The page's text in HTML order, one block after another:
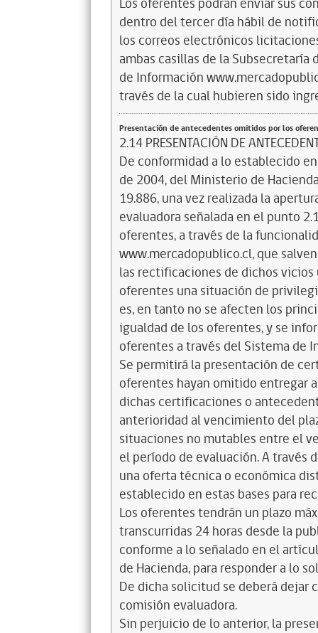
Los oferentes podrán enviar sus
dentro del tercer día hábil de
los correos electrónicos
ambas casillas de la Subsecretaría
de Información
través de la cual hubieren sido
Presentación de antecedentes omitidos por los
2.14 PRESENTACIÓN DE
De conformidad a lo establecido
de 2004, del Ministerio de
19.886, una vez realizada la
evaluadora señalada en el punto
oferentes, a través de la
www.mercadopublico.cl, que
las rectificaciones de dichos
oferentes una situación de
es, en tanto no se afecten los
igualdad de los oferentes, y se
oferentes a través del Sistema de
Se permitirá la presentación de
oferentes hayan omitido entregar
dichas certificaciones o
anterioridad al vencimiento del
situaciones no mutables entre el
el período de evaluación. A través
una oferta técnica o económica
establecido en estas bases para
Los oferentes tendrán un plazo
transcurridas 24 horas desde la
conforme a lo señalado en el
de Hacienda, para responder a lo
De dicha solicitud se deberá dejar
comisión evaluadora.
Sin perjuicio de lo anterior, la